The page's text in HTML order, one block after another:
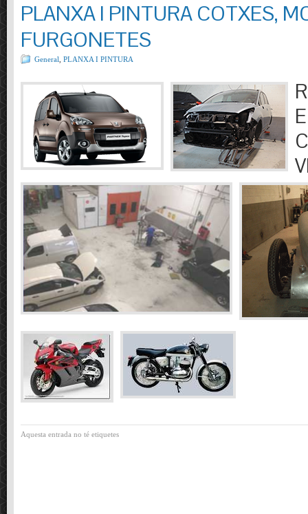
PLANXA I PINTURA COTXES,
FURGONETES
General PLANXA I PINTURA
Aquesta entrada no té etiquetes